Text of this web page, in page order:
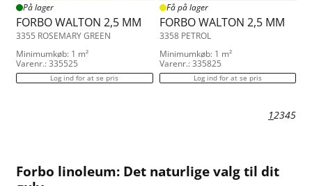
På lager
FORBO WALTON 2,5 MM
3355 ROSEMARY GREEN
Minimumkøb: 1 m²
Varenr.: 335525
Log ind for at se pris
Få på lager
FORBO WALTON 2,5 MM
3358 PETROL
Minimumkøb: 1 m²
Varenr.: 335825
Log ind for at se pris
12345
Forbo linoleum: Det naturlige valg til dit